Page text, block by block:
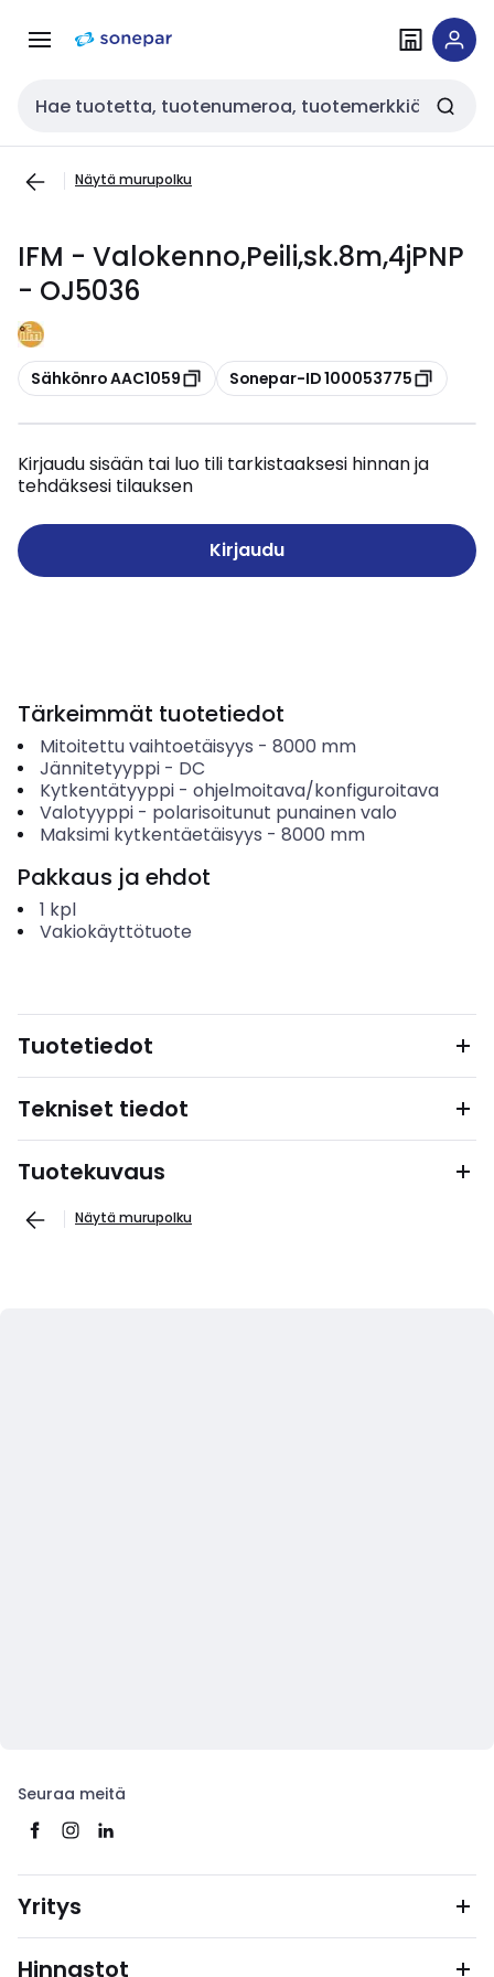
navigointiinsisältöön
Haku
Näytä murupolku
IFM - Valokenno,Peili,sk.8m,4jPNP
- OJ5036
Kopioi
Sähkönro AAC1059 Kopioi
Sonepar-ID 100053775
Kirjaudu sisään tai luo tili tarkistaaksesi hinnan ja
tehdäksesi tilauksen
Kirjaudu
Tärkeimmät tuotetiedot
Mitoitettu vaihtoetäisyys - 8000 mm
Jännitetyyppi- DC
Kytkentätyyppi- ohjelmoitava/konfiguroitava
Valotyyppi- polarisoitunut punainen valo
Maksimi kytkentäetäisyys - 8000 mm
Pakkaus ja ehdot
1 kpl
Vakiokäyttötuote
Tuotetiedot
Tekniset tiedot
Tuotekuvaus
Näytä murupolku
Seuraa meitä
Yritys
Hinnastot